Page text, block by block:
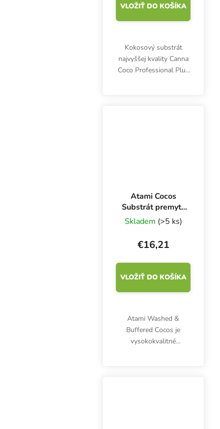
VLOŽIŤ DO KOŠÍKA
Kokosový substrát
najvyššej kvality Canna
Coco Professional Plus
Atami Cocos
Substrát premytý
a pufrovaný 50 l,
kokosový substrát
Skladem (>5 ks)
€16,21
VLOŽIŤ DO KOŠÍKA
Atami Washed &
Buffered Cocos je
vysokokvalitné